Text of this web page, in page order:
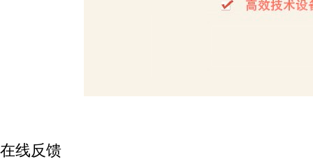
在线反馈